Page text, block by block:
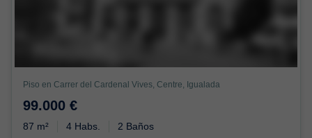
Piso en Carrer del Cardenal Vives, Centre, Igualada
99.000 €
87 m² 4 Habs. 2 Baños